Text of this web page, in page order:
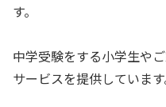
す。
中学受験をする小学生や
サービスを提供しています